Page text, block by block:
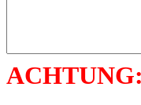
ACHTUNG: